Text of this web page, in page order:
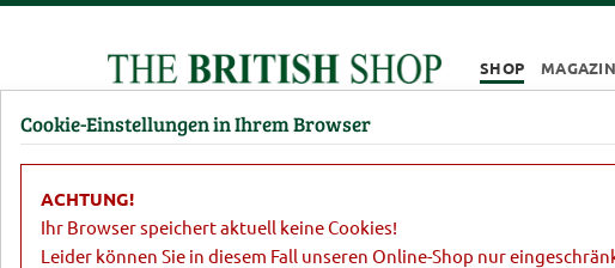
SHOP MAGAZIN
Damen Herren Barbour Parfümerie
Cookie-Einstellungen in Ihrem Browser
ACHTUNG!
Ihr Browser speichert aktuell keine Cookies!
Leider können Sie in diesem Fall unseren Online-Shop nur